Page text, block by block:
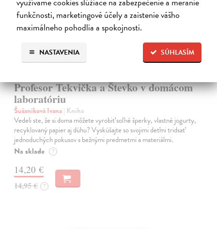
funkčnosti, marketingové účely a zaistenie vášho
maximálneho pohodlia a spokojnosti.
SÚHLASÍM
NASTAVENIA
Profesor Tekvička a Števko v domácom
laboratóriu
Šušaníková Ivana| Kniha
Vedeli ste, že si doma môžete vyrobiť soľné šperky, vlastné jogurty,
recyklovaný papier aj dúhu? Vyskúšajte so svojimi deťmi tridsať
jednoduchých pokusov s bežnými predmetmi a materiálmi.
Na sklade ?
14,20 €
14,95 € ?